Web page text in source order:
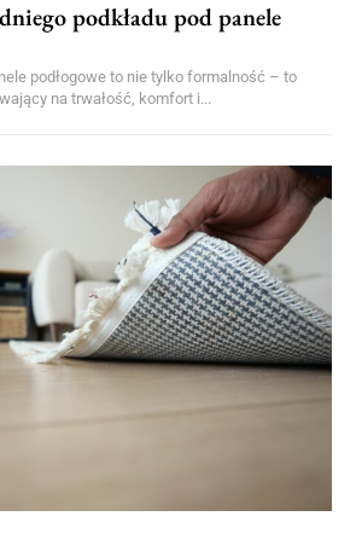
podkładu pod panele
podłogowe to nie tylko formalność – to
na trwałość, komfort i...